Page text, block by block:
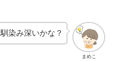
まめこ
染み深いかな？